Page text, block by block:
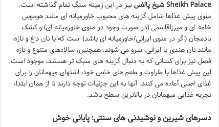
شیخ پالاس Sheikh Palace
نیز در این زمینه سنگ تمام گذاشته است.
منوی پیش غذاها شامل گزینه های محبوب خاورمیانه ای مانند هوموس
خامه ای و میرزاقاسمی (در صورت وجود در منوی خاورمیانه ای) و کشک
بادمجان (اگر در منوی ایرانی/خاورمیانه ای باشد) است که با نان داغ و تازه،
مانند نان هندی یا ایرانی، سرو می شوند. همچنین، سالادهای متنوع و تازه
فصل نیز برای کسانی که به دنبال گزینه های سبک تر هستند، موجود است.
این پیش غذاها با طراوت و طعم های خاص خود، اشتهای میهمانان را برای
غذای اصلی آماده می کنند. آنها به این جزئیات توجه دارند تا از همان ابتدا،
تجربه غذایی میهمانان در بالاترین سطح باشد.
دسرهای شیرین و نوشیدنی های سنتی: پایانی خوش